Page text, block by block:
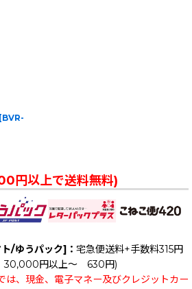
[BVR-
円以上で送料無料)
/ゆうパック]： 宅急便送料+手数料315円
30,000円以上～ 630円)
は、現金、電子マネー及びクレジットカー